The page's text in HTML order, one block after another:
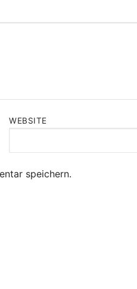
WEBSITE
speichern.